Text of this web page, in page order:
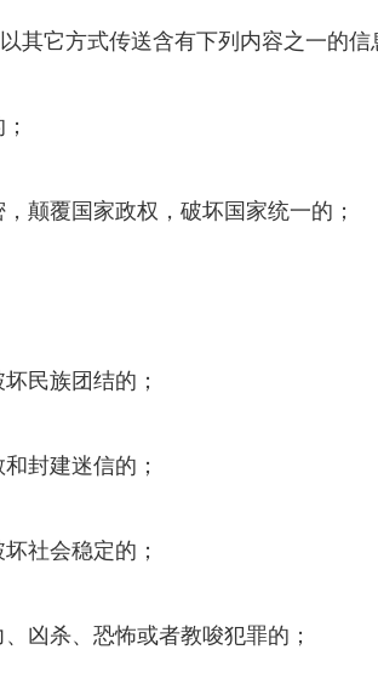
其它方式传送含有下列内容之一的信
颠覆国家政权，破坏国家统一的；
民族团结的；
封建迷信的；
社会稳定的；
凶杀、恐怖或者教唆犯罪的；